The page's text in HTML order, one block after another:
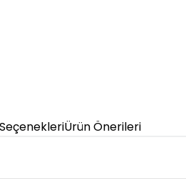
Ürün Önerileri